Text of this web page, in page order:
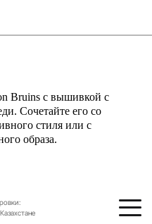
Bruins с вышивкой с
Сочетайте его со
стиля или с
образа.